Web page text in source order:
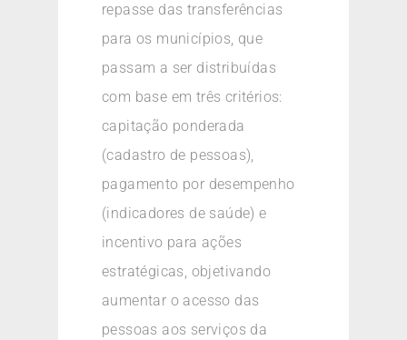
repasse das transferências
para os municípios, que
passam a ser distribuídas
com base em três critérios:
capitação ponderada
(cadastro de pessoas),
pagamento por desempenho
(indicadores de saúde) e
incentivo para ações
estratégicas, objetivando
aumentar o acesso das
pessoas aos serviços da